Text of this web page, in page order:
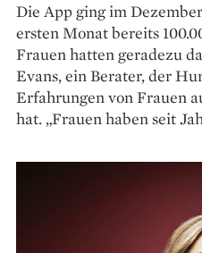
Die App ging im
ersten Monat bereits
Frauen hatten geradezu
Evans, ein Berater, der
Erfahrungen von Frauen
hat. „Frauen haben seit